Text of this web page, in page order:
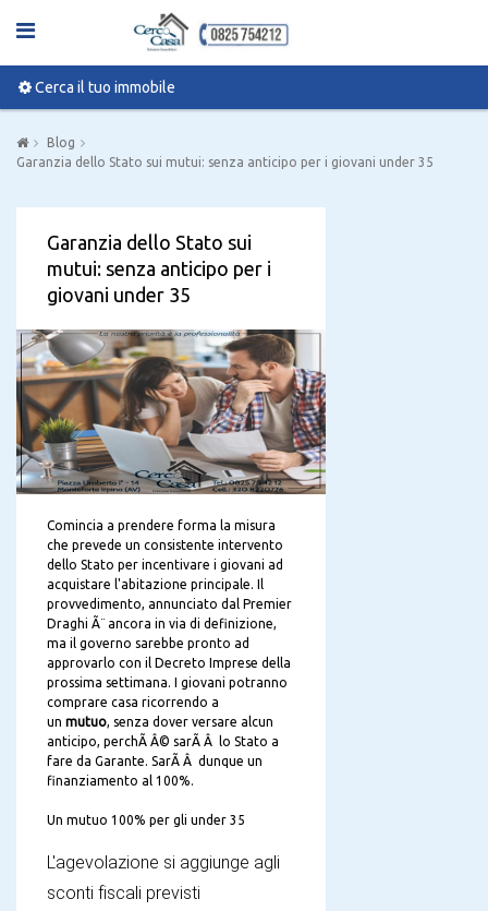
Cerca il tuo immobile
Blog
Garanzia dello Stato sui mutui: senza anticipo per i giovani under 35
Garanzia dello Stato sui
mutui: senza anticipo per i
giovani under 35
Comincia a prendere forma la misura
che prevede un consistente intervento
dello Stato per incentivare i giovani ad
acquistare l'abitazione principale. Il
provvedimento, annunciato dal Premier
Draghi Ã¨ ancora in via di definizione,
ma il governo sarebbe pronto ad
approvarlo con il Decreto Imprese della
prossima settimana. I giovani potranno
comprare casa ricorrendo a
un mutuo , senza dover versare alcun
anticipo, perchÃ Â© sarÃ Â lo Stato a
fare da Garante. SarÃ Â dunque un
finanziamento al 100%.
Un mutuo 100% per gli under 35
L'agevolazione si aggiunge agli
sconti fiscali previsti